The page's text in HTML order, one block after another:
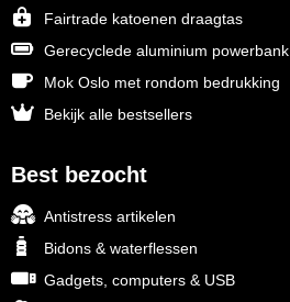
Fairtrade katoenen draagtas
Gerecyclede aluminium powerbank
Mok Oslo met rondom bedrukking
Bekijk alle bestsellers
Best bezocht
Antistress artikelen
Bidons & waterflessen
Gadgets, computers & USB